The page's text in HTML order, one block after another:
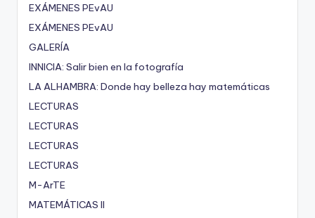
EXÁMENES PEvAU
EXÁMENES PEvAU
GALERÍA
INNICIA: Salir bien en la fotografía
LA ALHAMBRA: Donde hay belleza hay matemáticas
LECTURAS
LECTURAS
LECTURAS
LECTURAS
M-ArTE
MATEMÁTICAS II